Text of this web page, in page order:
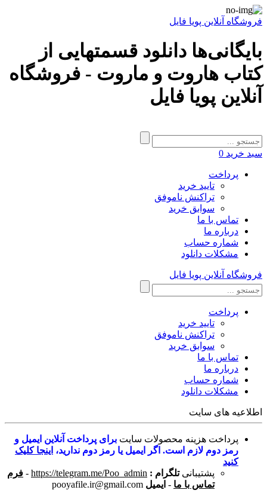
فروشگاه آنلاین پویا فایل
بایگانی‌ها دانلود قسمتهایی از
کتاب هاروت و ماروت - فروشگاه
آنلاین پویا فایل
سبد خرید 0
پرداخت
تایید خرید
تراکنش ناموفق
سوابق خرید
تماس با ما
درباره ما
شماره حساب
مشکلات دانلود
فروشگاه آنلاین پویا فایل
پرداخت
تایید خرید
تراکنش ناموفق
سوابق خرید
تماس با ما
درباره ما
شماره حساب
مشکلات دانلود
اطلاعیه های سایت
پرداخت هزینه محصولات سایت برای پرداخت آنلاین ایمیل و
رمز دوم لازم است. اگر ایمیل یا رمز دوم ندارید، اینجا کلیک
کنید
پشتیبانی تلگرام : https://telegram.me/Poo_admin
- فرم
تماس با ما - ایمیل pooyafile.ir@gmail.com